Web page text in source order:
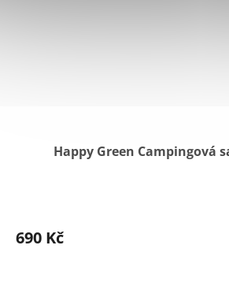
Happy Green Campingová
produktu
je
690 Kč